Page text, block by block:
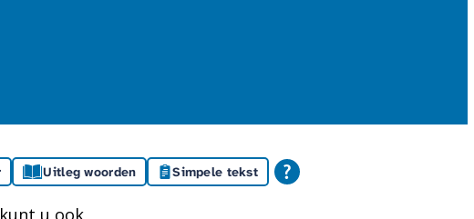
Uitleg woorden Simpele tekst